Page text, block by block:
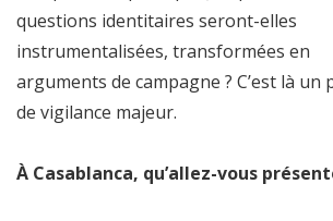
questions identitaires seront-elles
instrumentalisées, transformées en
arguments de campagne ? C’est là un
de vigilance majeur.
À Casablanca, qu’allez-vous